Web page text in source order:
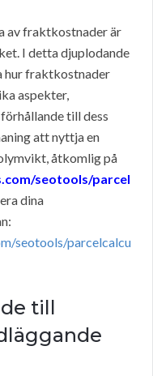
av fraktkostnader är
I detta djuplodande
hur fraktkostnader
aspekter,
till dess
att nyttja en
åtkomlig på
seotools/parcel
dina
seotools/parcelcalcu
till